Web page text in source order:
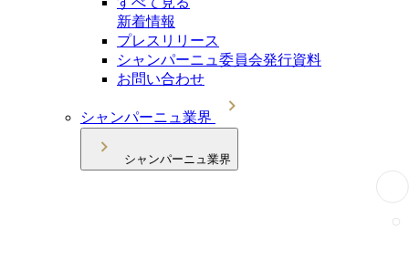
新着情報
プレスリリース
シャンパーニュ委員会発行資料
お問い合わせ
シャンパーニュ業界
シャンパーニュ業界